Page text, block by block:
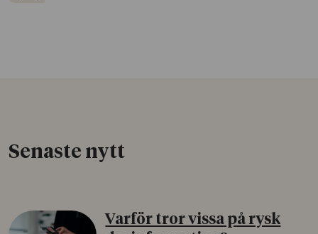
Senaste nytt
Varför tror vissa på rysk